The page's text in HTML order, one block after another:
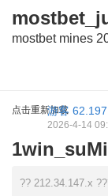
mostbet mines
点击重新加载
游客
2026-4-14
1win_suMi
?? 212.34.147.x